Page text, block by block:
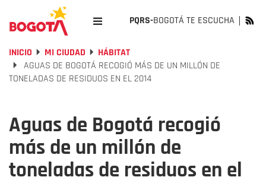
PQRS-BOGOTÁ TE ESCUCHA
INICIO MI CIUDAD
HÁBITAT
AGUAS DE BOGOTÁ RECOGIÓ MÁS DE UN MILLÓN DE
TONELADAS DE RESIDUOS EN EL 2014
Aguas de Bogotá recogió
más de un millón de
toneladas de residuos en el